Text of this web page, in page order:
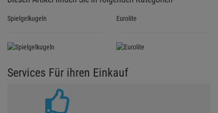
Spielgelkugeln Eurolite
Services Für ihren Einkauf